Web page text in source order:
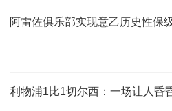
阿雷佐俱乐部实现意乙历史性保
利物浦1比1切尔西：一场让人昏